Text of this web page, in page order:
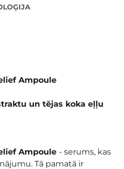
Ampoule
un tējas koka eļļu
Ampoule - serums, kas
Tā pamatā ir